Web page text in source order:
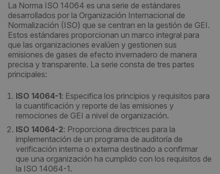
La Norma ISO 14064 es una serie de estándares
desarrollados por la Organización Internacional de
Normalización (ISO) que se centran en la gestión de GEI.
Estos estándares proporcionan un marco integral para
que las organizaciones evalúen y gestionen sus
emisiones de gases de efecto invernadero de manera
precisa y transparente. La serie consta de tres partes
principales:
ISO 14064-1: Especifica los principios y requisitos para
la cuantificación y reporte de las emisiones y
remociones de GEI a nivel de organización.
ISO 14064-2: Proporciona directrices para la
implementación de un programa de auditoría de
verificación interna o externa destinado a confirmar
que una organización ha cumplido con los requisitos de
la ISO 14064-1.